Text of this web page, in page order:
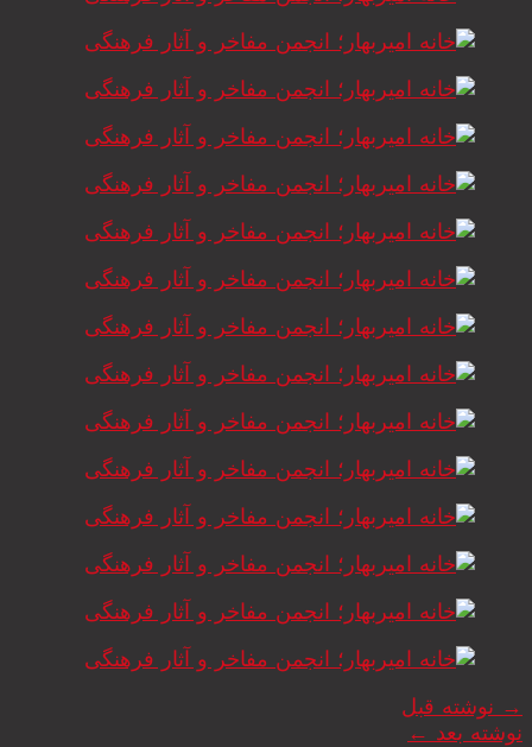
→ نوشته قبل
نوشته بعد ←